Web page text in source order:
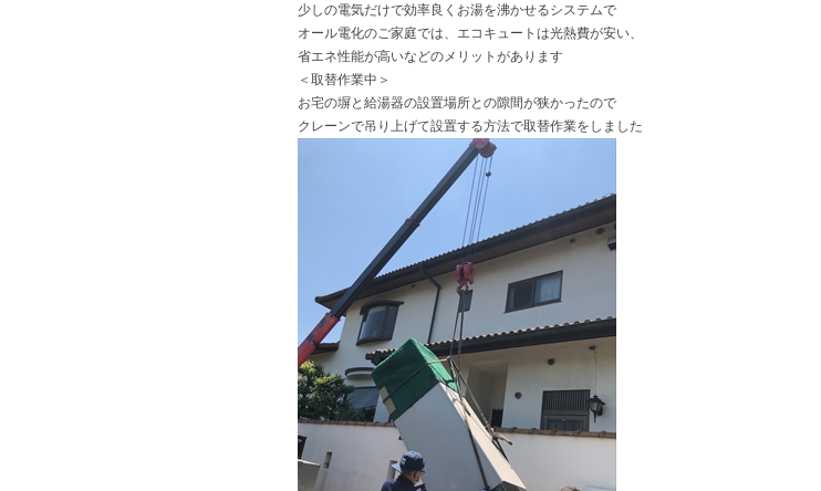
少しの電気だけで効率良くお湯を沸かせるシステムで
オール電化のご家庭では、エコキュートは光熱費が安い、
省エネ性能が高いなどのメリットがあります
＜取替作業中＞
お宅の塀と給湯器の設置場所との隙間が狭かったので
クレーンで吊り上げて設置する方法で取替作業をしました